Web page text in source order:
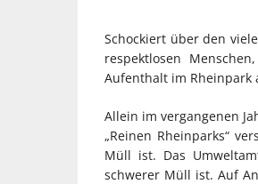
Schockiert über den
respektlosen
Aufenthalt im Rheinpark
Allein im vergangenen
„Reinen Rheinparks“
Müll ist. Das
schwerer Müll ist. Auf